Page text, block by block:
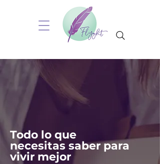
Todo lo que
necesitas saber para
vivir mejor